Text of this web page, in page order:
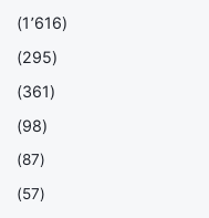
(1٬616)
(295)
(361)
(98)
(87)
(57)